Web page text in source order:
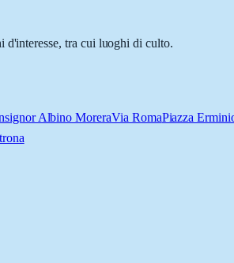
d'interesse, tra cui luoghi di culto.
Albino MoreraVia RomaPiazza